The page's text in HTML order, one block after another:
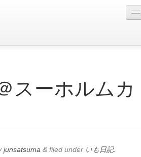
スーホルムカ
junsatsuma & filed under いも日記.